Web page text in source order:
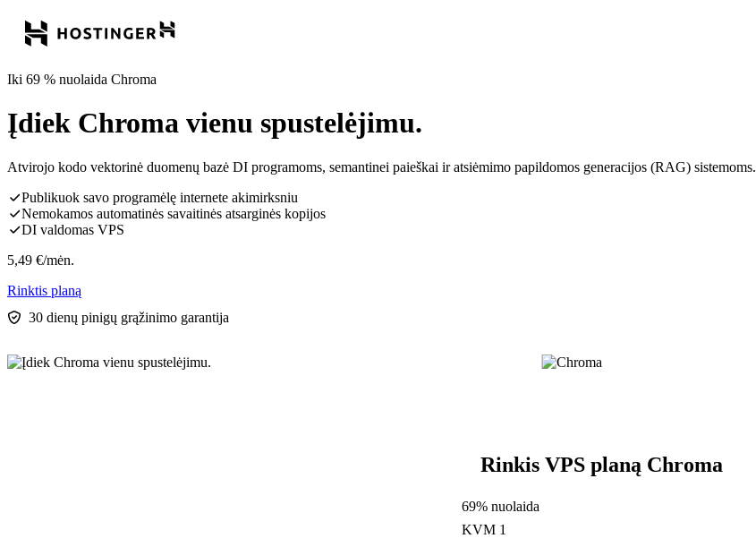
Iki 69 % nuolaida Chroma
Įdiek Chroma vienu spustelėjimu.
Atvirojo kodo vektorinė duomenų bazė DI programoms, semantinei paieškai ir atsiėmimo papildomos generacijos (RAG) sistemoms.
Publikuok savo programėlę internete akimirksniu
Nemokamos automatinės savaitinės atsarginės kopijos
DI valdomas VPS
5,49 €/mėn.
Rinktis planą
30 dienų pinigų grąžinimo garantija
Rinkis VPS planą Chroma
69% nuolaida
KVM 1